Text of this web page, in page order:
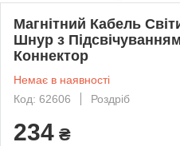
Магнітний Кабель
Шнур з
Коннектор
Немає в наявності
Код: 62606
Роздріб
234 ₴